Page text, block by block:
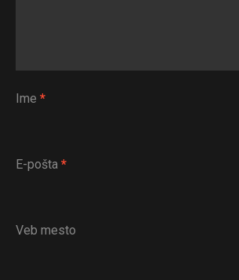
Ime *
E-pošta *
Veb mesto